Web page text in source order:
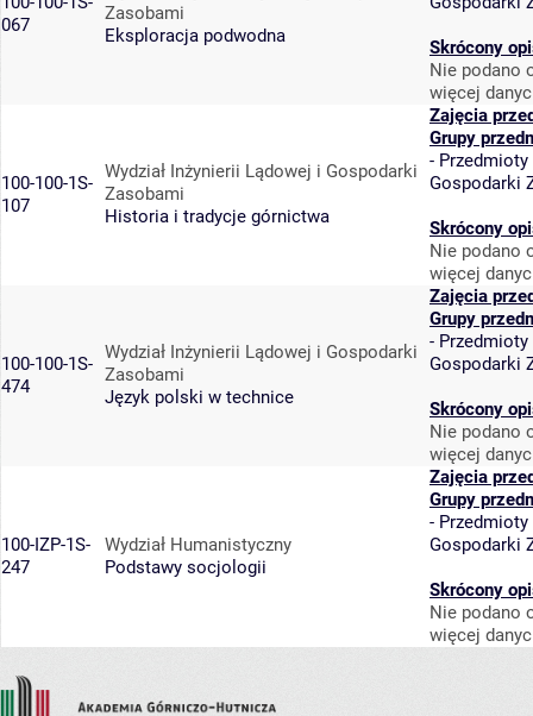
067
Zasobami
Eksploracja podwodna
Skrócony
Nie podano
więcej
100-100-1S-
107
Wydział Inżynierii Lądowej i Gospodarki
Zasobami
Historia i tradycje górnictwa
Zajęcia
Grupy
- Przedmioty
Gospodarki
Skrócony
Nie podano
więcej
100-100-1S-
474
Wydział Inżynierii Lądowej i Gospodarki
Zasobami
Język polski w technice
Zajęcia
Grupy
- Przedmioty
Gospodarki
Skrócony
Nie podano
więcej
100-IZP-1S-
247
Wydział Humanistyczny
Podstawy socjologii
Zajęcia
Grupy
- Przedmioty
Gospodarki
Skrócony
Nie podano
więcej